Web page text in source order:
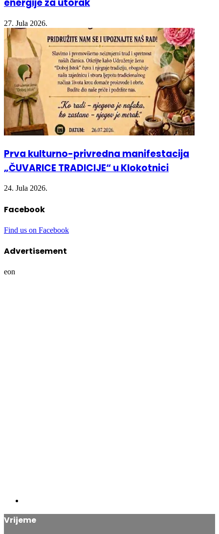
27. Jula 2026.
Prva kulturno-privredna manifestacija
„ČUVARICE TRADICIJE“ u Klokotnici
24. Jula 2026.
Facebook
Find us on Facebook
Advertisement
eon
Vrijeme
Gračanica